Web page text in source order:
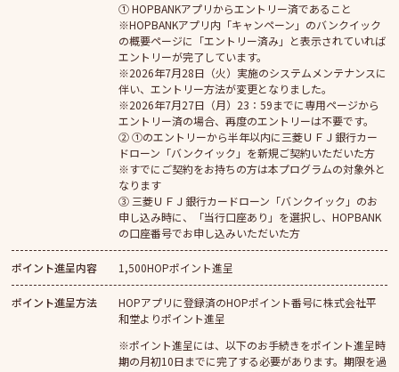
① HOPBANKアプリからエントリー済であること
※HOPBANKアプリ内「キャンペーン」のバンクイック
の概要ページに「エントリー済み」と表示されていれば
エントリーが完了しています。
※2026年7月28日（火）実施のシステムメンテナンスに
伴い、エントリー方法が変更となりました。
※2026年7月27日（月）23：59までに専用ページから
エントリー済の場合、再度のエントリーは不要です。
② ①のエントリーから半年以内に三菱ＵＦＪ銀行カー
ドローン「バンクイック」を新規ご契約いただいた方
※すでにご契約をお持ちの方は本プログラムの対象外と
なります
③ 三菱ＵＦＪ銀行カードローン「バンクイック」のお
申し込み時に、「当行口座あり」を選択し、HOPBANK
の口座番号でお申し込みいただいた方
ポイント進呈内容 1,500HOPポイント進呈
ポイント進呈方法
HOPアプリに登録済のHOPポイント番号に株式会社平
和堂よりポイント進呈
※ポイント進呈には、以下のお手続きをポイント進呈時
期の月初10日までに完了する必要があります。期限を過